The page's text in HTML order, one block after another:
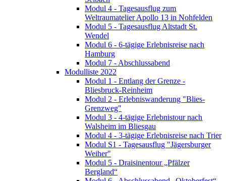
Modul 4 - Tagesausflug zum
Weltraumatelier Apollo 13 in Nohfelden
Modul 5 - Tagesausflug Altstadt St.
Wendel
Modul 6 - 6-tägige Erlebnisreise nach
Hamburg
Modul 7 - Abschlussabend
Modulliste 2022
Modul 1 - Entlang der Grenze -
Bliesbruck-Reinheim
Modul 2 - Erlebniswanderung "Blies-
Grenzweg"
Modul 3 - 4-tägige Erlebnistour nach
Walsheim im Bliesgau
Modul 4 - 3-tägige Erlebnisreise nach Trier
Modul S1 - Tagesausflug "Jägersburger
Weiher"
Modul 5 - Draisinentour „Pfälzer
Bergland“